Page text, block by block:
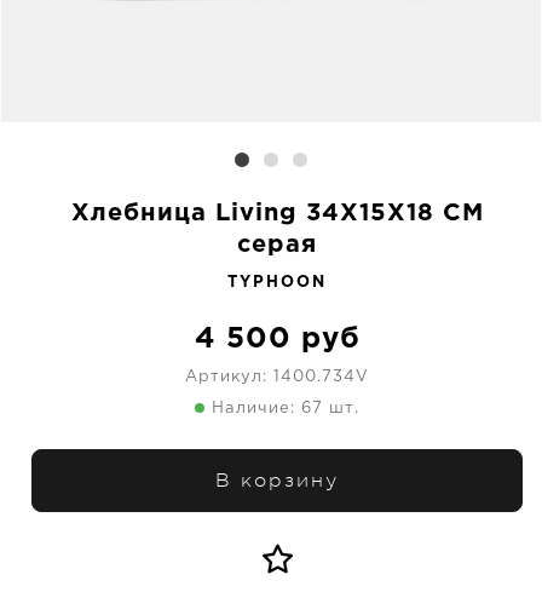
Хлебница Living 34X15X18 CM
серая
TYPHOON
4 500 руб
Артикул: 1400.734V
Наличие: 67 шт.
В корзину